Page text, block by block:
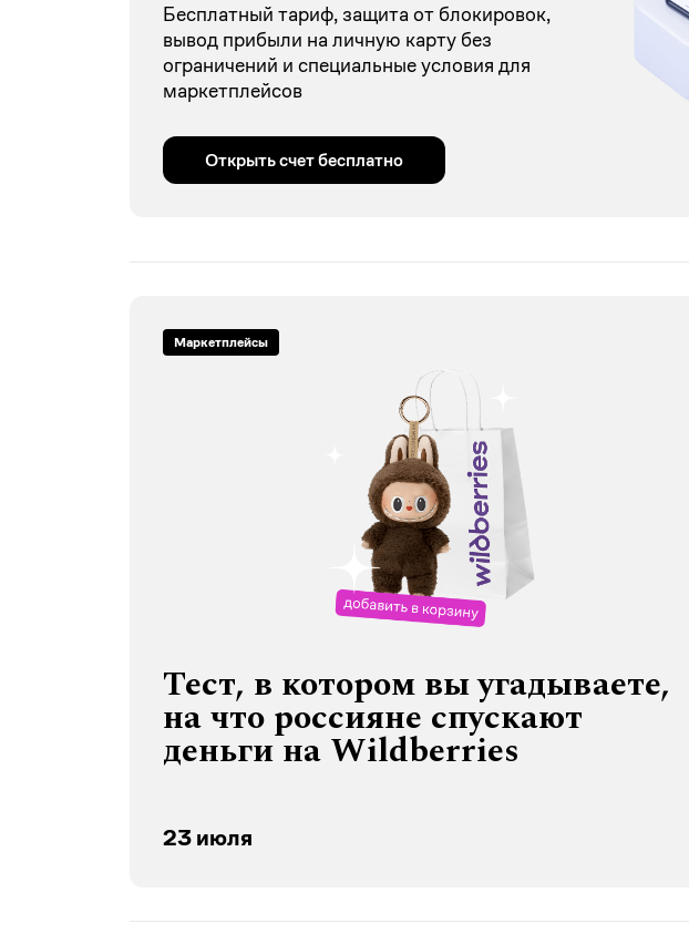
Бесплатный тариф, защита от блокировок,
вывод прибыли на личную карту без
ограничений и специальные условия для
маркетплейсов
Открыть счет бесплатно
Маркетплейсы
Тест, в котором вы угадываете,
на что россияне спускают
деньги на Wildberries
23 июля